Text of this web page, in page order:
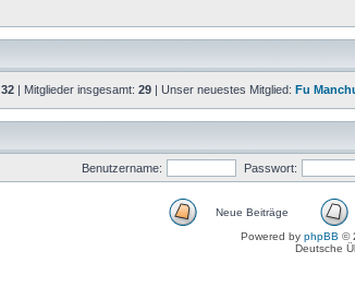
32 | Mitglieder insgesamt: 29 | Unser neuestes Mitglied: Fu
Benutzername: Passwort:
Neue Beiträge
Powered by phpBB ©
Deutsche